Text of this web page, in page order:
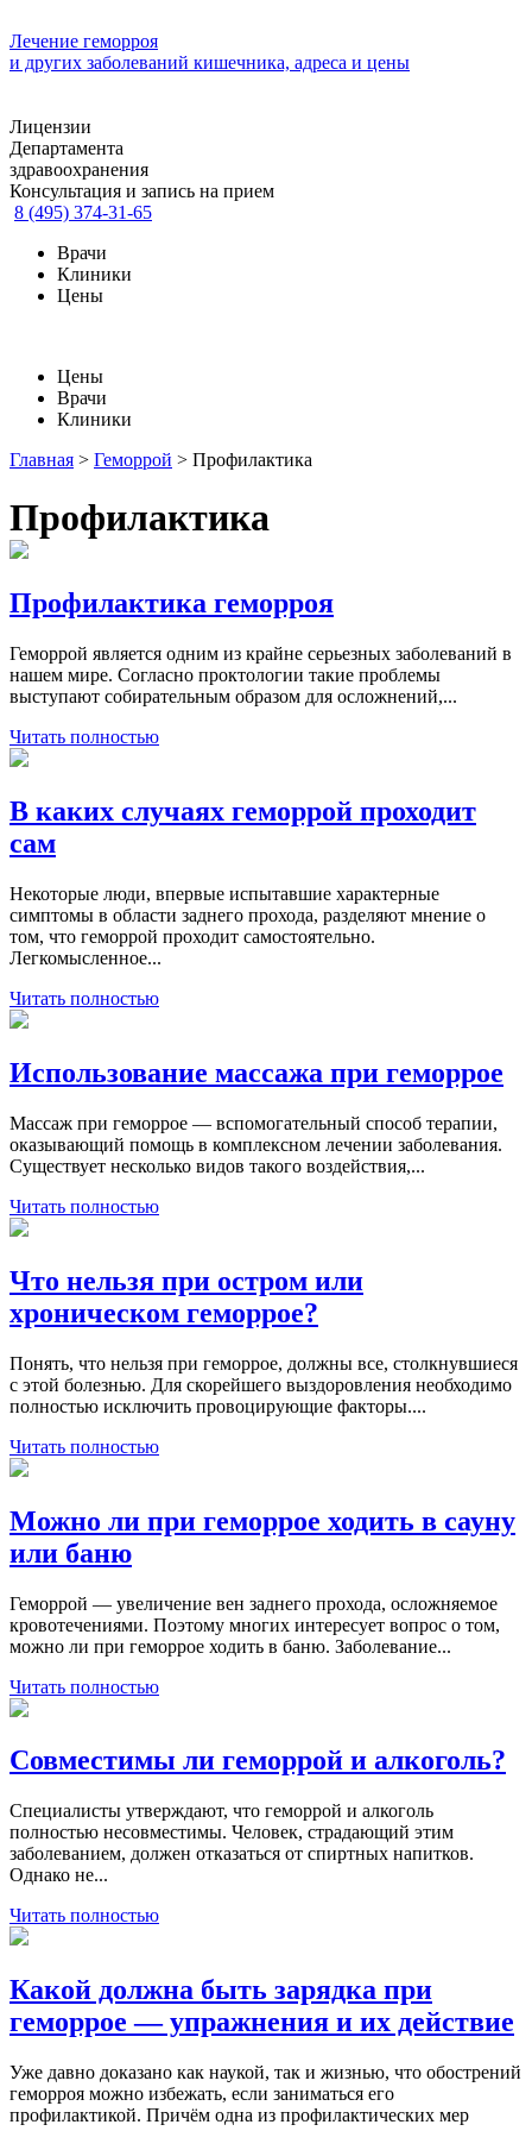
Лечение геморроя
и других заболеваний кишечника, адреса и цены
Лицензии
Департамента
здравоохранения
Консультация и запись на прием
8 (495) 374-31-65
Врачи
Клиники
Цены
Цены
Врачи
Клиники
Главная > Геморрой > Профилактика
Профилактика
Профилактика геморроя
Геморрой является одним из крайне серьезных заболеваний в
нашем мире. Согласно проктологии такие проблемы
выступают собирательным образом для осложнений,...
Читать полностью
В каких случаях геморрой проходит
сам
Некоторые люди, впервые испытавшие характерные
симптомы в области заднего прохода, разделяют мнение о
том, что геморрой проходит самостоятельно.
Легкомысленное...
Читать полностью
Использование массажа при геморрое
Массаж при геморрое — вспомогательный способ терапии,
оказывающий помощь в комплексном лечении заболевания.
Существует несколько видов такого воздействия,...
Читать полностью
Что нельзя при остром или
хроническом геморрое?
Понять, что нельзя при геморрое, должны все, столкнувшиеся
с этой болезнью. Для скорейшего выздоровления необходимо
полностью исключить провоцирующие факторы....
Читать полностью
Можно ли при геморрое ходить в сауну
или баню
Геморрой — увеличение вен заднего прохода, осложняемое
кровотечениями. Поэтому многих интересует вопрос о том,
можно ли при геморрое ходить в баню. Заболевание...
Читать полностью
Совместимы ли геморрой и алкоголь?
Специалисты утверждают, что геморрой и алкоголь
полностью несовместимы. Человек, страдающий этим
заболеванием, должен отказаться от спиртных напитков.
Однако не...
Читать полностью
Какой должна быть зарядка при
геморрое — упражнения и их действие
Уже давно доказано как наукой, так и жизнью, что обострений
геморроя можно избежать, если заниматься его
профилактикой. Причём одна из профилактических мер